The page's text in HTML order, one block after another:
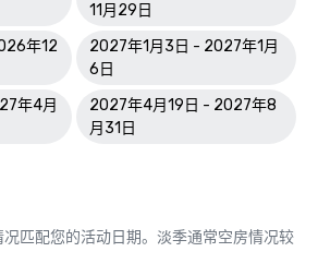
11月29日
年12
2027年1月3日 - 2027年1月
6日
年4月
2027年4月19日 - 2027年8
月31日
匹配您的活动日期。淡季通常空房情况较